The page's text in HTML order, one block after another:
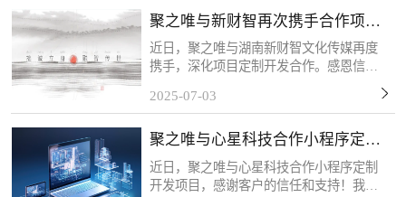
码，消费者扫码后可...
聚之唯与新财智再次携手合作项目
定制开发
近日，聚之唯与湖南新财智文化传媒再度
携手，深化项目定制开发合作。感恩信任
筑长期共赢！关于新财智湖南新财智文化
服务企业。自成立以来...
2025-07-03
聚之唯与心星科技合作小程序定制
开发项目
近日，聚之唯与心星科技合作小程序定制
开发项目，感谢客户的信任和支持！我们